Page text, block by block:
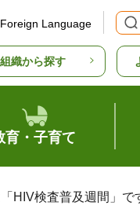
Foreign Language
組織から探す
育・子育て
HIV検査普及週間」で